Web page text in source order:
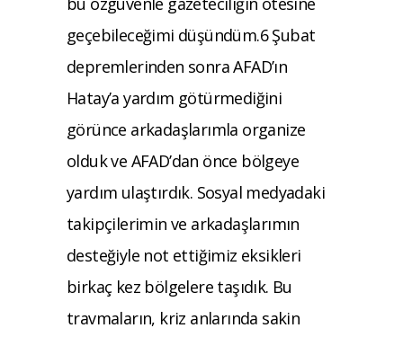
geçebileceğimi düşündüm.6 Şubat
depremlerinden sonra AFAD’ın
Hatay’a yardım götürmediğini
görünce arkadaşlarımla organize
olduk ve AFAD’dan önce bölgeye
yardım ulaştırdık. Sosyal medyadaki
takipçilerimin ve arkadaşlarımın
desteğiyle not ettiğimiz eksikleri
birkaç kez bölgelere taşıdık. Bu
travmaların, kriz anlarında sakin